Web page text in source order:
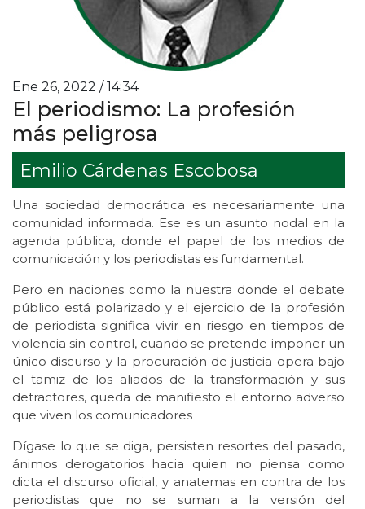
Ene 26, 2022 / 14:34
El periodismo: La profesión
más peligrosa
Emilio Cárdenas Escobosa
Una sociedad democrática es necesariamente una
comunidad informada. Ese es un asunto nodal en la
agenda pública, donde el papel de los medios de
comunicación y los periodistas es fundamental.
Pero en naciones como la nuestra donde el debate
público está polarizado y el ejercicio de la profesión
de periodista significa vivir en riesgo en tiempos de
violencia sin control, cuando se pretende imponer un
único discurso y la procuración de justicia opera bajo
el tamiz de los aliados de la transformación y sus
detractores, queda de manifiesto el entorno adverso
que viven los comunicadores
Dígase lo que se diga, persisten resortes del pasado,
ánimos derogatorios hacia quien no piensa como
dicta el discurso oficial, y anatemas en contra de los
periodistas que no se suman a la versión del